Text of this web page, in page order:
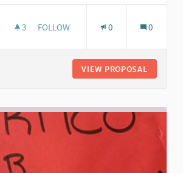
3 3 FOLLOWERS
FOLLOW 0 0
VIEW PROPOSAL